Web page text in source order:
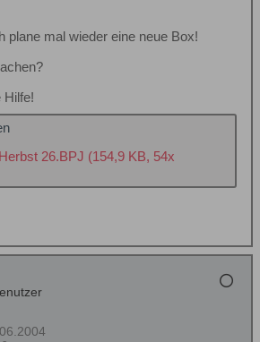
plane mal wieder eine neue Box!
Hilfe!
26.BPJ (154,9 KB, 54x